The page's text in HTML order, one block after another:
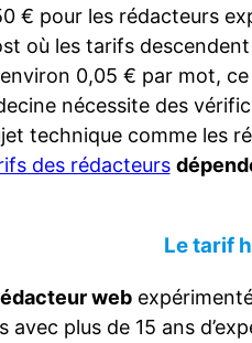
€ pour les rédacteurs
où les tarifs
0,05 € par mot, ce
nécessite des
technique comme les
des rédacteurs
Le tarif
web
avec plus de 15 ans